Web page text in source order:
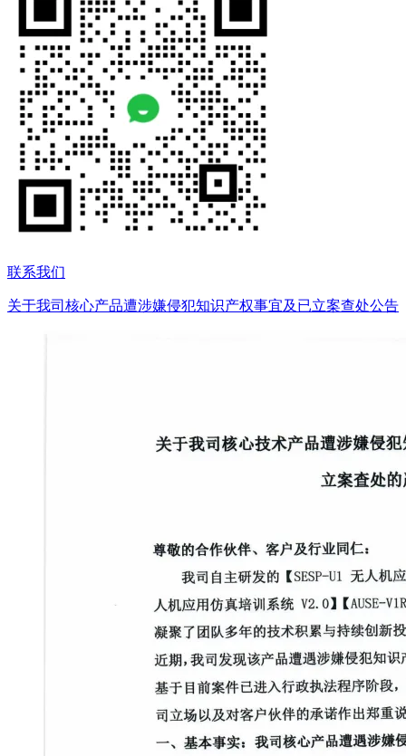
联系我们
关于我司核心产品遭涉嫌侵犯知识产权事宜及已立案查处公告